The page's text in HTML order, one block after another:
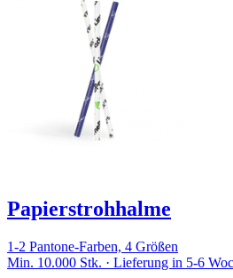
Papierstrohhalme
1-2 Pantone-Farben, 4 Größen
Min. 10.000 Stk. · Lieferung in 5-6